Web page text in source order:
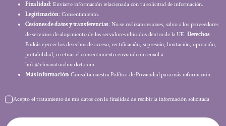
Finalidad: Enviarte información relacionada con tu solicitud de información.
Legitimación: Consentimiento.
Cesiones de datos y transferencias: No se realizan cesiones, salvo a los proveedores
de servicios de alojamiento de los servidores ubicados dentro de la UE. Derechos:
Podrás ejercer los derechos de acceso, rectificación, supresión, limitación, oposición,
portabilidad, o retirar el consentimiento enviando un email a
hola@elmanaturalmarket.com
Más información: Consulta nuestra Política de Privacidad para más información.
Acepto el tratamiento de mis datos con la finalidad de recibir la información solicitada